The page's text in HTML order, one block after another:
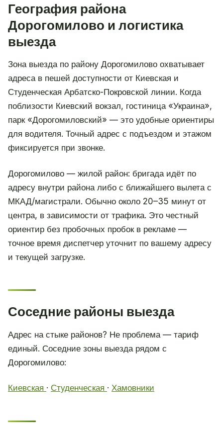
География района
Дорогомилово и логистика
выезда
Зона выезда по району Дорогомилово охватывает
адреса в пешей доступности от Киевская и
Студенческая Арбатско-Покровской линии. Когда
поблизости Киевский вокзал, гостиница «Украина»,
парк «Дорогомиловский» — это удобные ориентиры
для водителя. Точный адрес с подъездом и этажом
фиксируется при звонке.
Дорогомилово — жилой район: бригада идёт по
адресу внутри района либо с ближайшего вылета с
МКАД/магистрали. Обычно около 20–35 минут от
центра, в зависимости от трафика. Это честный
ориентир без пробочных пробок в рекламе —
точное время диспетчер уточнит по вашему адресу
и текущей загрузке.
Соседние районы выезда
Адрес на стыке районов? Не проблема — тариф
единый. Соседние зоны выезда рядом с
Дорогомилово:
Киевская · Студенческая · Хамовники